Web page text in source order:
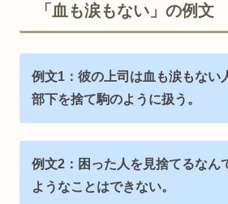
「血も涙もない」の例文
例文1：彼の上司は血も涙もない
部下を捨て駒のように扱う。
例文2：困った人を見捨てるなん
ようなことはできない。